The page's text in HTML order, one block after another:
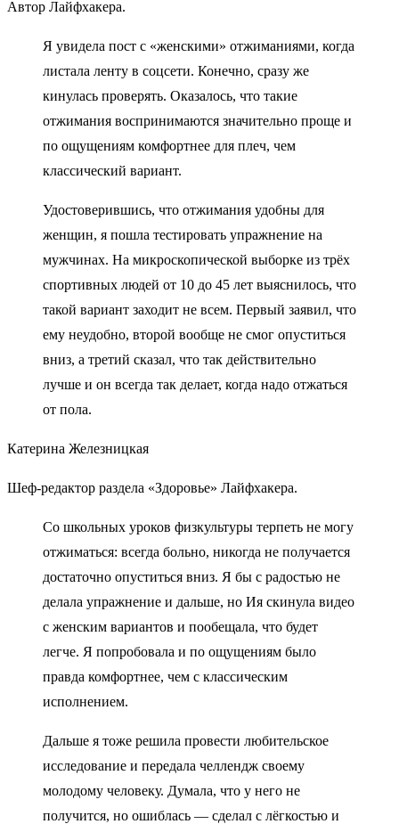
Автор Лайфхакера.
Я увидела пост с «женскими» отжиманиями, когда
листала ленту в соцсети. Конечно, сразу же
кинулась проверять. Оказалось, что такие
отжимания воспринимаются значительно проще и
по ощущениям комфортнее для плеч, чем
классический вариант.
Удостоверившись, что отжимания удобны для
женщин, я пошла тестировать упражнение на
мужчинах. На микроскопической выборке из трёх
спортивных людей от 10 до 45 лет выяснилось, что
такой вариант заходит не всем. Первый заявил, что
ему неудобно, второй вообще не смог опуститься
вниз, а третий сказал, что так действительно
лучше и он всегда так делает, когда надо отжаться
от пола.
Катерина Железницкая
Шеф-редактор раздела «Здоровье» Лайфхакера.
Со школьных уроков физкультуры терпеть не могу
отжиматься: всегда больно, никогда не получается
достаточно опуститься вниз. Я бы с радостью не
делала упражнение и дальше, но Ия скинула видео
с женским вариантов и пообещала, что будет
легче. Я попробовала и по ощущениям было
правда комфортнее, чем с классическим
исполнением.
Дальше я тоже решила провести любительское
исследование и передала челлендж своему
молодому человеку. Думала, что у него не
получится, но ошиблась — сделал с лёгкостью и